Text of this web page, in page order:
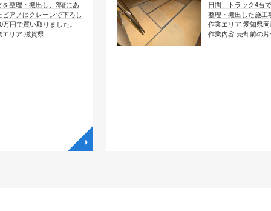
、3階にあ
ンで下ろし
ました。
…
日間、トラック4台で全部屋を
整理・搬出した施工事例です。
作業エリア 愛知県岡崎市大西
作業内容 売却前の片付け …